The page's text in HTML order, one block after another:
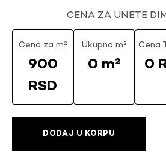
CENA ZA UNETE
Cena za m²
900
RSD
Ukupno m²
0 m²
Cena
0
DODAJ U KORPU